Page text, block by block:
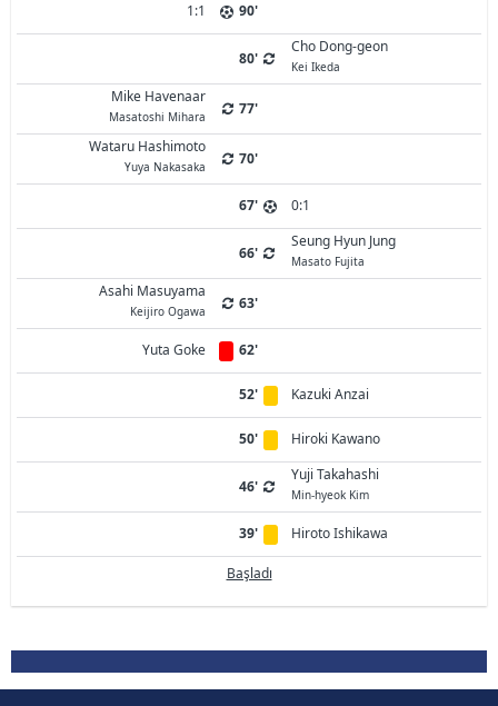
1:1
90'
80'
Cho Dong-geon
Kei Ikeda
Mike Havenaar
Masatoshi Mihara
77'
Wataru Hashimoto
Yuya Nakasaka 70'
67' 0:1
66'
Seung Hyun Jung
Masato Fujita
Asahi Masuyama
Keijiro Ogawa 63'
Yuta Goke 62'
52' Kazuki Anzai
50' Hiroki Kawano
46'
Yuji Takahashi
Min-hyeok Kim
39' Hiroto Ishikawa
Başladı